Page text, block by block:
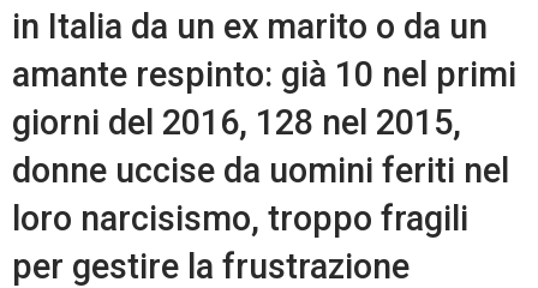
in Italia da un ex marito o da un
amante respinto: già 10 nel primi
giorni del 2016, 128 nel 2015,
donne uccise da uomini feriti nel
loro narcisismo, troppo fragili
per gestire la frustrazione